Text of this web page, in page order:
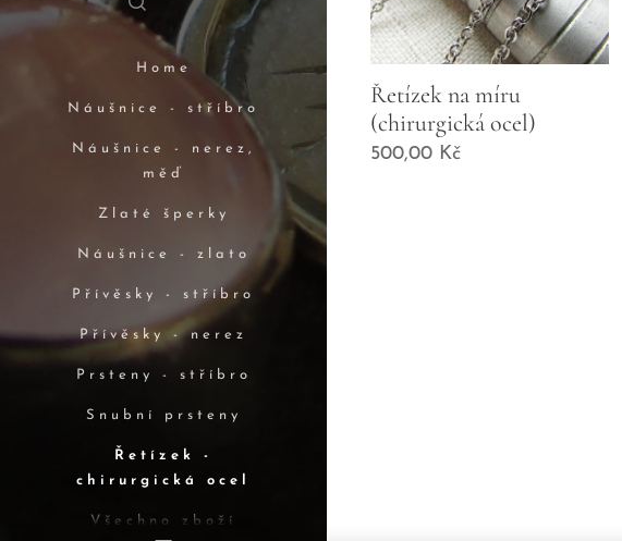
Home
Náušnice - stříbro
Náušnice - nerez,
měď
Zlaté šperky
Náušnice - zlato
Přívěsky - stříbro
Přívěsky - nerez
Prsteny - stříbro
Snubní prsteny
Řetízek -
chirurgická ocel
Všechno zboží
Řetízek na míru
(chirurgická ocel)
500,00 Kč